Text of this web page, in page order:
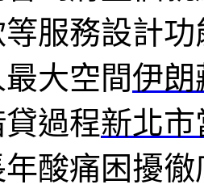
服務設計功
大空間伊朗
過程新北市
酸痛困擾